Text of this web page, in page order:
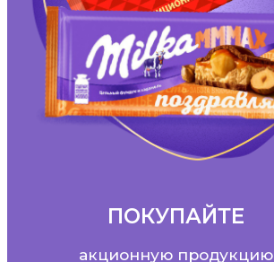
ПОКУПАЙТЕ
акционную продукцию